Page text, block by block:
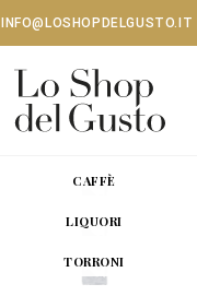
INFO@LOSHOPDELGUSTO.IT
CAFFÈ
LIQUORI
TORRONI